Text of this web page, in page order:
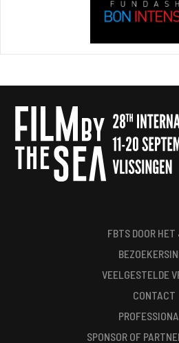
FBTS DOOR
VEELGESTELDE
CONTACT
SPONSOR OF